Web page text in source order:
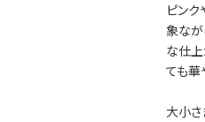
ピン
象なが
な仕上
ても華
大小さ